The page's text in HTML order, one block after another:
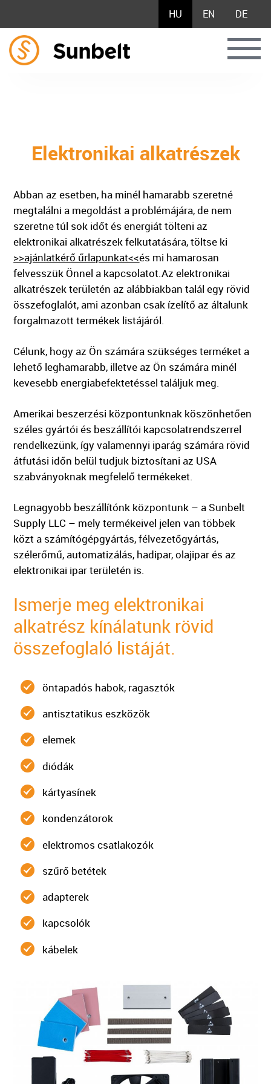
HU EN DE
Elektronikai alkatrészek
Abban az esetben, ha minél hamarabb szeretné
megtalálni a megoldást a problémájára, de nem
szeretne túl sok időt és energiát tölteni az
elektronikai alkatrészek felkutatására, töltse ki
>>ajánlatkérő űrlapunkat<<és mi hamarosan
felvesszük Önnel a kapcsolatot.Az elektronikai
alkatrészek területén az alábbiakban talál egy rövid
összefoglalót, ami azonban csak ízelítő az általunk
forgalmazott termékek listájáról.
Célunk, hogy az Ön számára szükséges terméket a
lehető leghamarabb, illetve az Ön számára minél
kevesebb energiabefektetéssel találjuk meg.
Amerikai beszerzési központunknak köszönhetően
széles gyártói és beszállítói kapcsolatrendszerrel
rendelkezünk, így valamennyi iparág számára rövid
átfutási időn belül tudjuk biztosítani az USA
szabványoknak megfelelő termékeket.
Legnagyobb beszállítónk központunk – a Sunbelt
Supply LLC – mely termékeivel jelen van többek
közt a számítógépgyártás, félvezetőgyártás,
szélerőmű, automatizálás, hadipar, olajipar és az
elektronikai ipar területén is.
Ismerje meg elektronikai
alkatrész kínálatunk rövid
összefoglaló listáját.
öntapadós habok, ragasztók
antisztatikus eszközök
elemek
diódák
kártyasínek
kondenzátorok
elektromos csatlakozók
szűrő betétek
adapterek
kapcsolók
kábelek